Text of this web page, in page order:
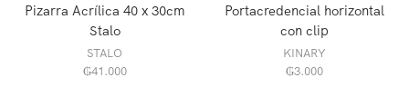
Pizarra Acrílica 40 x 30cm
Stalo
STALO
₲41.000
Portacredencial horizontal
con clip
KINARY
₲3.000